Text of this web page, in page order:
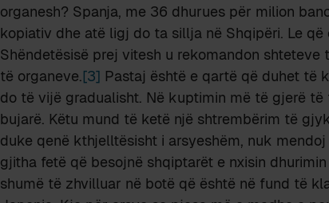
organesh? Spanja, me 36 dhurues për milion
kopiativ dhe atë ligj do ta sillja në Shqipëri. Le
Shëndetësisë prej vitesh u rekomandon
të organeve.[3] Pastaj është e qartë që duhet të
do të vijë gradualisht. Në kuptimin më të gjerë
bujarë. Këtu mund të ketë një shtrembërim të
duke qenë kthjelltësisht i arsyeshëm, nuk
gjitha fetë që besojnë shqiptarët e nxisin
shumë të zhvilluar në botë që është në fund të